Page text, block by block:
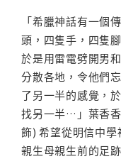
「希臘神話有一個
頭，四隻手，四隻
於是用雷電劈開男
分散各地，令他們
了另一半的感覺，
找另一半…」葉香
飾) 希望從明信中
親生母親生前的足